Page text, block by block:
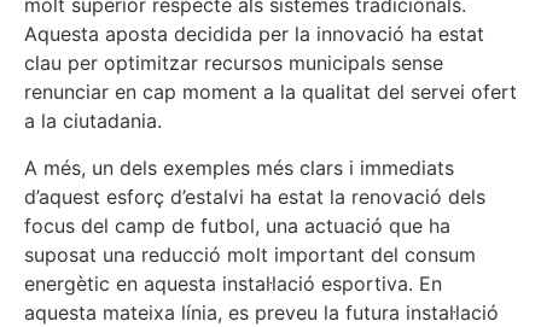
molt superior respecte als sistemes tradicionals.
Aquesta aposta decidida per la innovació ha estat
clau per optimitzar recursos municipals sense
renunciar en cap moment a la qualitat del servei ofert
a la ciutadania.
A més, un dels exemples més clars i immediats
d’aquest esforç d’estalvi ha estat la renovació dels
focus del camp de futbol, una actuació que ha
suposat una reducció molt important del consum
energètic en aquesta instal·lació esportiva. En
aquesta mateixa línia, es preveu la futura instal·lació